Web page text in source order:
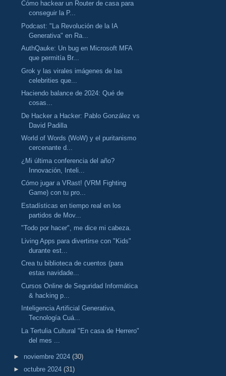
Cómo hackear un Router de casa para
conseguir la P...
Podcast: "La Revolución de la IA
Generativa" en Ra...
AuthQauke: Un bug en Microsoft MFA
que permitía Br...
Grok y las virales imágenes de las
celebrities que...
Haciendo balance de 2024: Qué de
cosas...
De Hacker a Hacker: Pablo González vs
David Padilla
World of Words (WoW) y el puritanismo
cercenante d...
¿Mi última conferencia del año?
Innovación, Inteli...
Cómo jugar a VRast! (VRM Fighting
Game) con tu pro...
Estadísticas en tiempo real en los
partidos de Mov...
"Todo por hacer", me dice mi cabeza.
Living Apps para divertirse con "Kids"
durante est...
Crea tu biblioteca de cuentos (para
estas navidade...
Cursos Online de Seguridad Informática
& hacking p...
Inteligencia Artificial Generativa,
Tecnología Cuá...
La Tertulia Cultural "En casa de Herrero"
del mes ...
► noviembre 2024 (30)
► octubre 2024 (31)